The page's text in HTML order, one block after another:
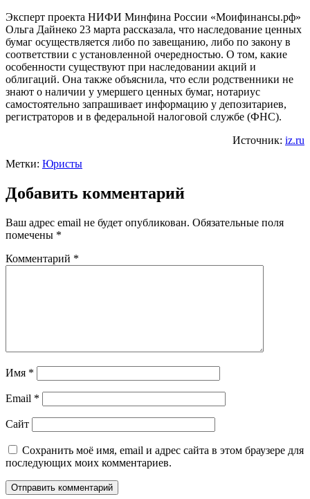
Эксперт проекта НИФИ Минфина России «Моифинансы.рф»
Ольга Дайнеко 23 марта рассказала, что наследование ценных
бумаг осуществляется либо по завещанию, либо по закону в
соответствии с установленной очередностью. О том, какие
особенности существуют при наследовании акций и
облигаций. Она также объяснила, что если родственники не
знают о наличии у умершего ценных бумаг, нотариус
самостоятельно запрашивает информацию у депозитариев,
регистраторов и в федеральной налоговой службе (ФНС).
Источник: iz.ru
Метки: Юристы
Добавить комментарий
Ваш адрес email не будет опубликован. Обязательные поля
помечены *
Комментарий *
Имя *
Email *
Сайт
Сохранить моё имя, email и адрес сайта в этом браузере для
последующих моих комментариев.